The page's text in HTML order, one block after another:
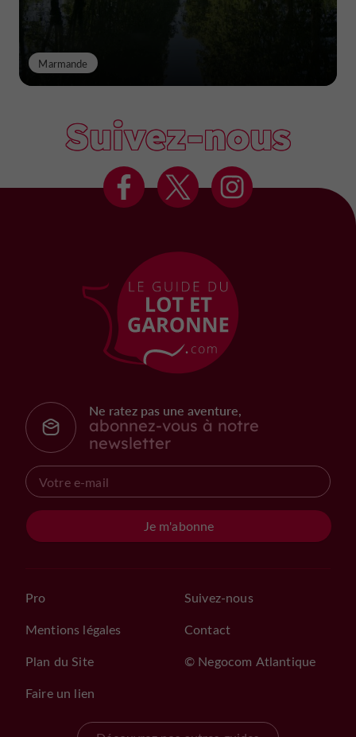
Marmande
Suivez-nous
Ne ratez pas une aventure,
abonnez-vous à notre
newsletter
Je m'abonne
Pro
Mentions légales
Plan du Site
Faire un lien
Suivez-nous
Contact
© Negocom Atlantique